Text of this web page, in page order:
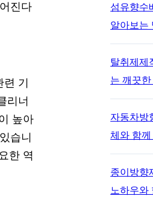
진다
기
리너
높아
습니
한 역
섬유향수
알아보는
탈취제제
는 깨끗
자동차방
체와 함
종이방향
노하우와